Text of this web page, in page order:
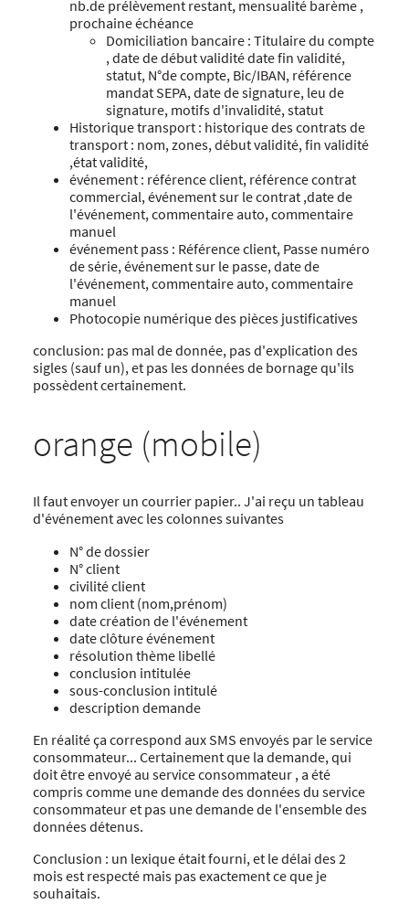
nb.de prélèvement restant, mensualité barème ,
prochaine échéance
Domiciliation bancaire : Titulaire du compte
, date de début validité date fin validité,
statut, N°de compte, Bic/IBAN, référence
mandat SEPA, date de signature, leu de
signature, motifs d'invalidité, statut
Historique transport : historique des contrats de
transport : nom, zones, début validité, fin validité
,état validité,
événement : référence client, référence contrat
commercial, événement sur le contrat ,date de
l'événement, commentaire auto, commentaire
manuel
événement pass : Référence client, Passe numéro
de série, événement sur le passe, date de
l'événement, commentaire auto, commentaire
manuel
Photocopie numérique des pièces justificatives
conclusion: pas mal de donnée, pas d'explication des
sigles (sauf un), et pas les données de bornage qu'ils
possèdent certainement.
orange (mobile)
Il faut envoyer un courrier papier.. J'ai reçu un tableau
d'événement avec les colonnes suivantes
N° de dossier
N° client
civilité client
nom client (nom,prénom)
date création de l'événement
date clôture événement
résolution thème libellé
conclusion intitulée
sous-conclusion intitulé
description demande
En réalité ça correspond aux SMS envoyés par le service
consommateur... Certainement que la demande, qui
doit être envoyé au service consommateur , a été
compris comme une demande des données du service
consommateur et pas une demande de l'ensemble des
données détenus.
Conclusion : un lexique était fourni, et le délai des 2
mois est respecté mais pas exactement ce que je
souhaitais.